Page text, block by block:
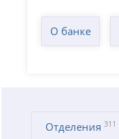
О банке
Отделения311